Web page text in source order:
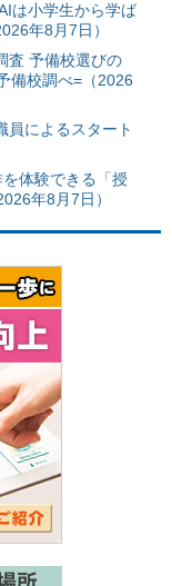
は小学生から学ば
年8月7日）
査 予備校選びの
備校調べ=（2026
員によるスタート
体験できる「授
年8月7日）